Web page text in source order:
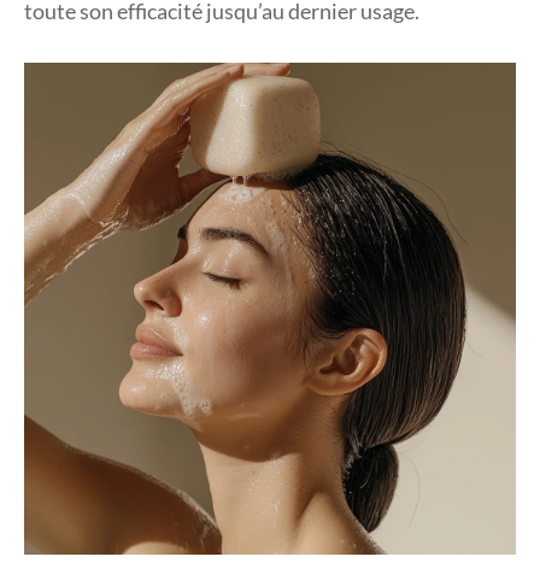
toute son efficacité jusqu’au dernier usage.